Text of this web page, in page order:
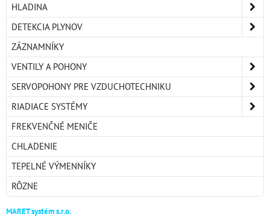
HLADINA
DETEKCIA PLYNOV
ZÁZNAMNÍKY
VENTILY A POHONY
SERVOPOHONY PRE VZDUCHOTECHNIKU
RIADIACE SYSTÉMY
FREKVENČNÉ MENIČE
CHLADENIE
TEPELNÉ VÝMENNÍKY
RÔZNE
MARET systém s.r.o.